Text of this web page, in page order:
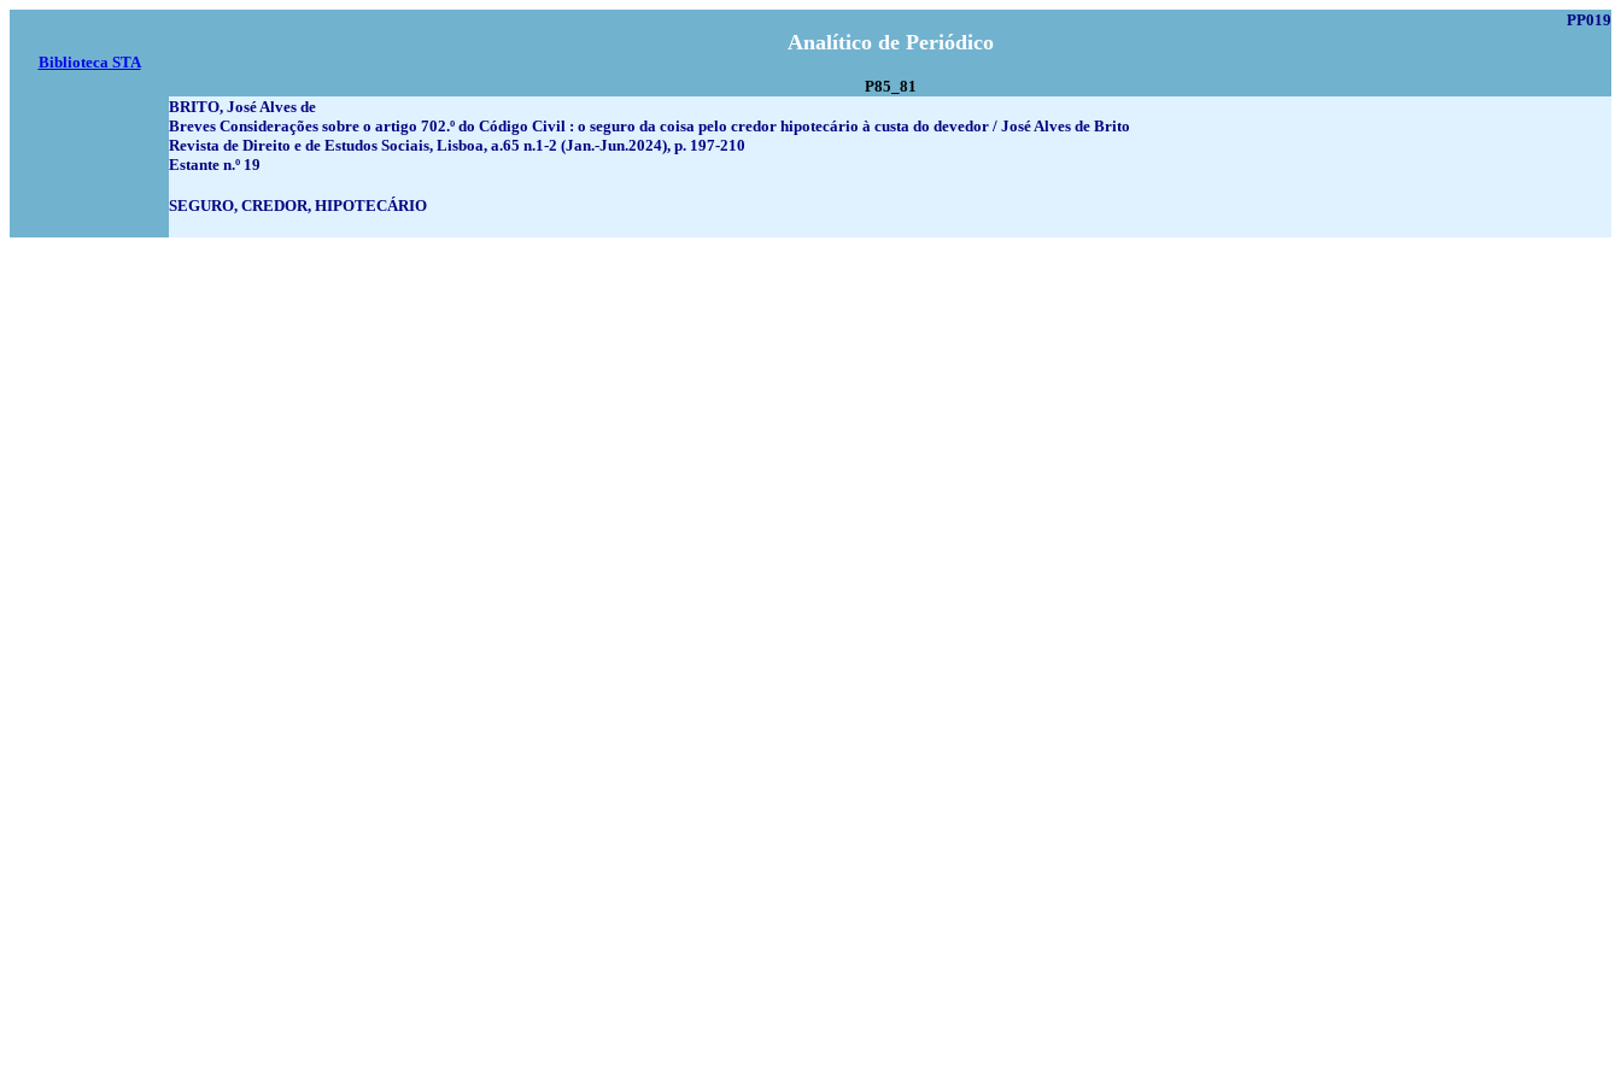
Biblioteca STA
PP019
Analítico de Periódico
P85_81
BRITO, José Alves de
Breves Considerações sobre o artigo 702.º do Código Civil : o seguro da coisa pelo credor hipotecário à custa do devedor / José Alves de Brito
Revista de Direito e de Estudos Sociais, Lisboa, a.65 n.1-2 (Jan.-Jun.2024), p. 197-210
Estante n.º 19
SEGURO, CREDOR, HIPOTECÁRIO